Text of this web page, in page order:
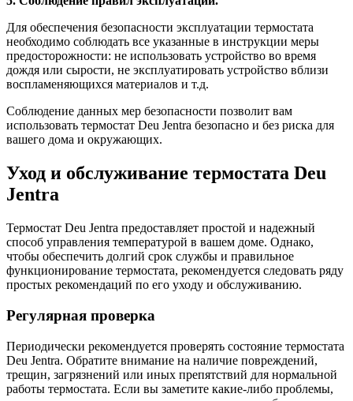
Для обеспечения безопасности эксплуатации термостата
необходимо соблюдать все указанные в инструкции меры
предосторожности: не использовать устройство во время
дождя или сырости, не эксплуатировать устройство вблизи
воспламеняющихся материалов и т.д.
Соблюдение данных мер безопасности позволит вам
использовать термостат Deu Jentra безопасно и без риска для
вашего дома и окружающих.
Уход и обслуживание термостата Deu
Jentra
Термостат Deu Jentra предоставляет простой и надежный
способ управления температурой в вашем доме. Однако,
чтобы обеспечить долгий срок службы и правильное
функционирование термостата, рекомендуется следовать ряду
простых рекомендаций по его уходу и обслуживанию.
Регулярная проверка
Периодически рекомендуется проверять состояние термостата
Deu Jentra. Обратите внимание на наличие повреждений,
трещин, загрязнений или иных препятствий для нормальной
работы термостата. Если вы заметите какие-либо проблемы,